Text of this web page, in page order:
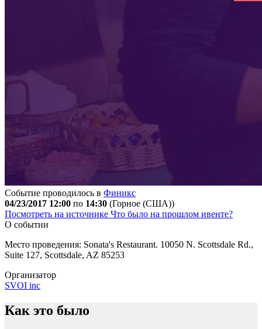
Событие проводилось в Финикс
04/23/2017 12:00 по 14:30 (Горное (США))
Посмотреть на источнике Что было на прошлом ивенте?
О событии
Место проведения: Sonata's Restaurant. 10050 N. Scottsdale Rd.,
Suite 127, Scottsdale, AZ 85253
Организатор
SVOI inc
Как это было